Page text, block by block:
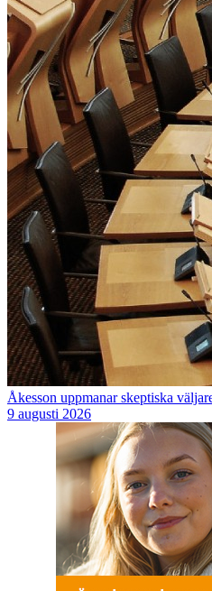
Åkesson uppmanar skeptiska
9 augusti 2026